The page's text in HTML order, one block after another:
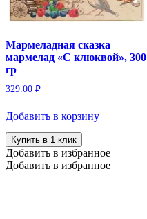
Мармеладная сказка
мармелад «С клюквой», 300
гр
329.00 ₽
Добавить в корзину
Купить в 1 клик
Добавить в избранное
Добавить в избранное